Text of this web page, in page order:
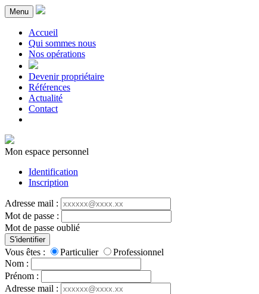
Menu
Accueil
Qui sommes nous
Nos opérations
Devenir propriétaire
Références
Actualité
Contact
Mon espace personnel
Identification
Inscription
Adresse mail :
Mot de passe :
Mot de passe oublié
S'identifier
Vous êtes : Particulier
Professionnel
Nom :
Prénom :
Adresse mail :